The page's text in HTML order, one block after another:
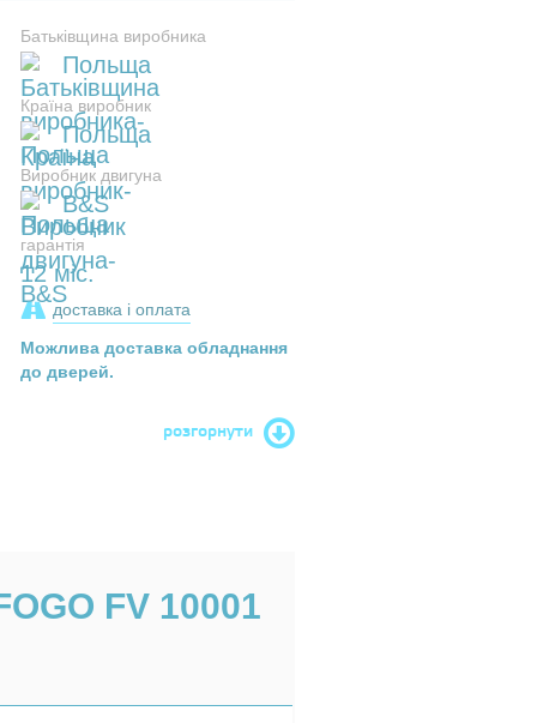
Батьківщина виробника
Польща
Країна виробник
Польща
Виробник двигуна
B&S
гарантія
12 міс.
доставка і оплата
Можлива доставка обладнання
до дверей.
розгорнути
FV 10001